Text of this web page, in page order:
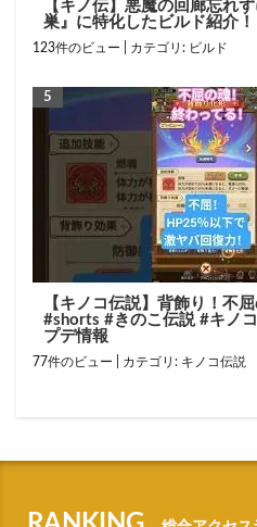
【キノ伝】悪魔の回廊忘れ
巣』に特化したビルド紹介！
123件のビュー カテゴリ: ビルド
【キノコ伝説】背飾り！不
#shorts #きのこ伝説 #キノ
プデ情報
77件のビュー カテゴリ: キノコ伝説